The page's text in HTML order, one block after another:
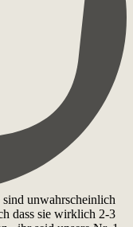
unwahrscheinlich
dass sie wirklich 2-3